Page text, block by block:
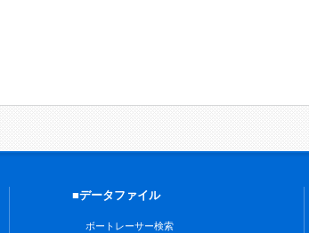
■データファイル
ボートレーサー検索